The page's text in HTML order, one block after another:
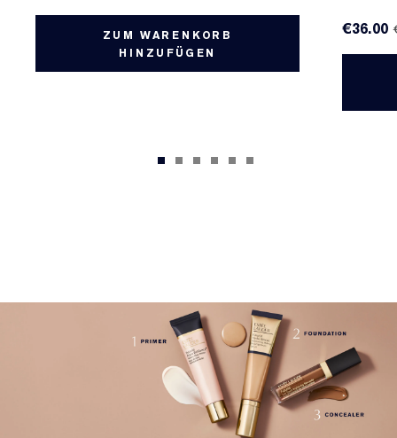
ZUM WARENKORB
HINZUFÜGEN
€36.00